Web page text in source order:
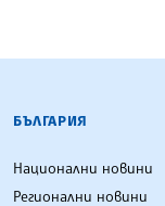
БЪЛГАРСКА
БЪЛГАРИЯ
Национални новини
Регионални новини